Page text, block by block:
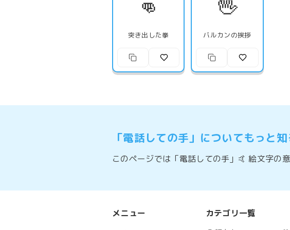
👊
突き出した拳
🖖
バルカンの挨拶
「電話しての手」についてもっと知
このページでは「電話しての手」🤙 絵文字の
メニュー
カテゴリ一覧